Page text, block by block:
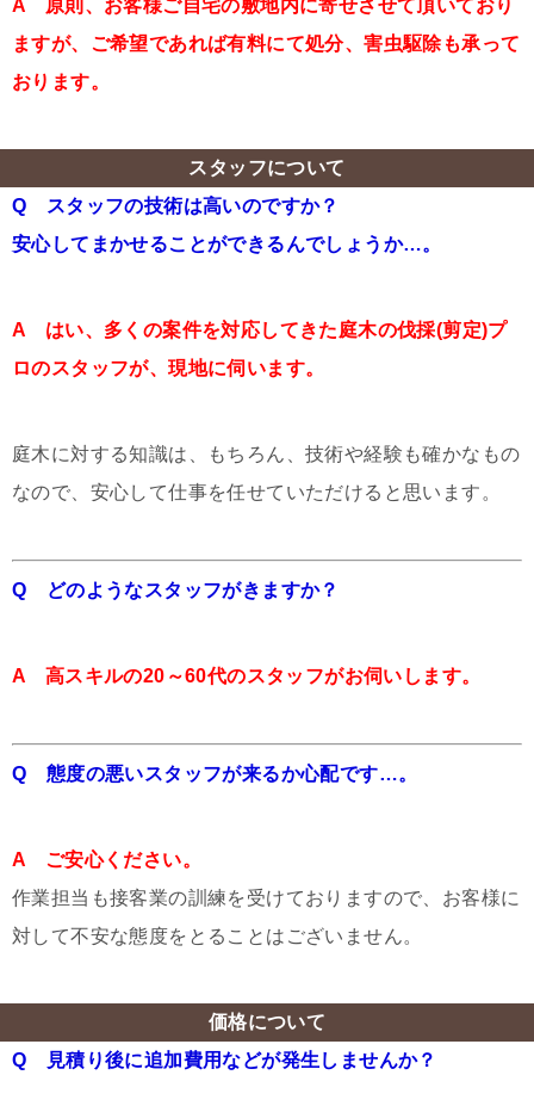
A 原則、お客様ご自宅の敷地内に寄せさせて頂いており
ますが、ご希望であれば有料にて処分、害虫駆除も承って
おります。
スタッフについて
Q スタッフの技術は高いのですか？
安心してまかせることができるんでしょうか…。
A はい、多くの案件を対応してきた庭木の伐採(剪定)プ
ロのスタッフが、現地に伺います。
庭木に対する知識は、もちろん、技術や経験も確かなもの
なので、安心して仕事を任せていただけると思います。
Q どのようなスタッフがきますか？
A 高スキルの20～60代のスタッフがお伺いします。
Q 態度の悪いスタッフが来るか心配です…。
A ご安心ください。
作業担当も接客業の訓練を受けておりますので、お客様に
対して不安な態度をとることはございません。
価格について
Q 見積り後に追加費用などが発生しませんか？